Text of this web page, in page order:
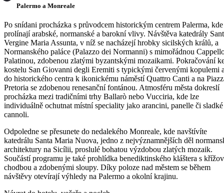
Palermo a Monreale
Po snídani procházka s průvodcem historickým centrem Palerma, kde
prolínají arabské, normanské a barokní vlivy. Návštěva katedrály
Vergine Maria Assunta, v níž se nacházejí hrobky sicilských králů, a
Normanského paláce (Palazzo dei Normanni) s mimořádnou
Palatinou, zdobenou zlatými byzantskými mozaikami. Pokračování
kostelu San Giovanni degli Eremiti s typickými červenými kopulemi
do historického centra k ikonickému náměstí Quattro Canti a na
Pretoria se zdobenou renesanční fontánou. Atmosféru města dokreslí
procházka mezi tradičními trhy Ballarò nebo Vucciria, kde lze
individuálně ochutnat místní speciality jako arancini, panelle či sladké
cannoli.
Odpoledne se přesunete do nedalekého Monreale, kde navštívíte
katedrálu Santa Maria Nuova, jedno z nejvýznamnějších děl
architektury na Sicílii, proslulé bohatou výzdobou zlatých mozaik.
Součástí programu je také prohlídka benediktinského kláštera s
chodbou a zdobenými sloupy. Díky poloze nad městem se během
návštěvy otevírají výhledy na Palermo a okolní krajinu.